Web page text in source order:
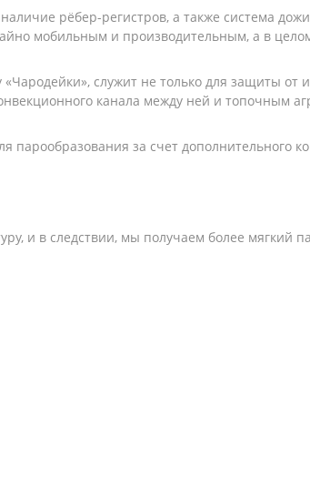
рёбер-регистров, а также система
мобильным и производительным, а в
служит не только для защиты от
канала между ней и топочным
парообразования за счет дополнительного
и в следствии, мы получаем более мягкий